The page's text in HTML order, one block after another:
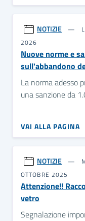
NOTIZIE
2026
Nuove norme e
sull'abbandono
La norma adesso
una sanzione da
VAI ALLA PAGINA
NOTIZIE
OTTOBRE 2025
Attenzione!!
vetro
Segnalazione